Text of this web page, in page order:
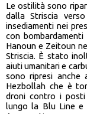
Le ostilità sono
dalla Striscia
insediamenti nei
con
Hanoun e Zeitoun
Striscia. È stato
aiuti umanitari e
sono ripresi
Hezbollah che è
droni contro i posti
lungo la Blu Line e